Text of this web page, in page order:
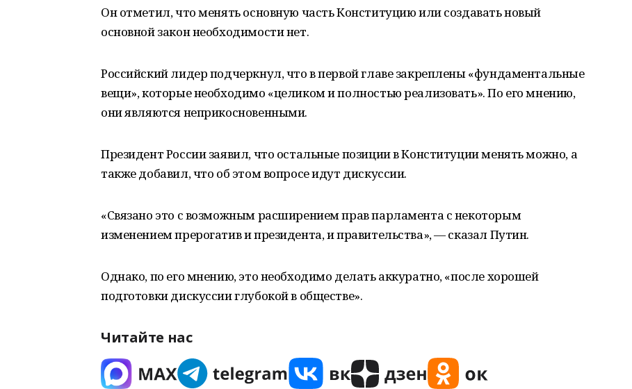
Он отметил, что менять основную часть Конституцию или создавать новый
основной закон необходимости нет.
Российский лидер подчеркнул, что в первой главе закреплены «фундаментальные
вещи», которые необходимо «целиком и полностью реализовать». По его мнению,
они являются неприкосновенными.
Президент России заявил, что остальные позиции в Конституции менять можно, а
также добавил, что об этом вопросе идут дискуссии.
«Связано это с возможным расширением прав парламента с некоторым
изменением прерогатив и президента, и правительства», — сказал Путин.
Однако, по его мнению, это необходимо делать аккуратно, «после хорошей
подготовки дискуссии глубокой в обществе».
Читайте нас